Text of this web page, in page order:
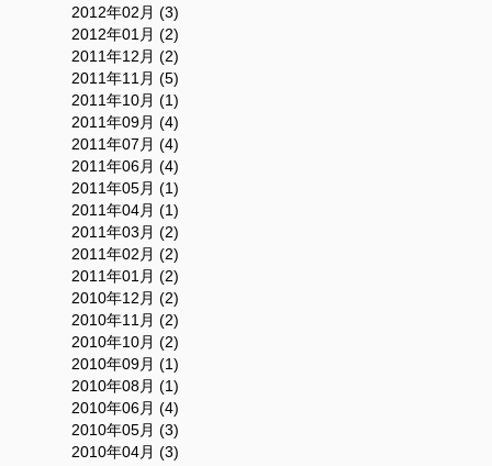
2012年02月 (3)
2012年01月 (2)
2011年12月 (2)
2011年11月 (5)
2011年10月 (1)
2011年09月 (4)
2011年07月 (4)
2011年06月 (4)
2011年05月 (1)
2011年04月 (1)
2011年03月 (2)
2011年02月 (2)
2011年01月 (2)
2010年12月 (2)
2010年11月 (2)
2010年10月 (2)
2010年09月 (1)
2010年08月 (1)
2010年06月 (4)
2010年05月 (3)
2010年04月 (3)